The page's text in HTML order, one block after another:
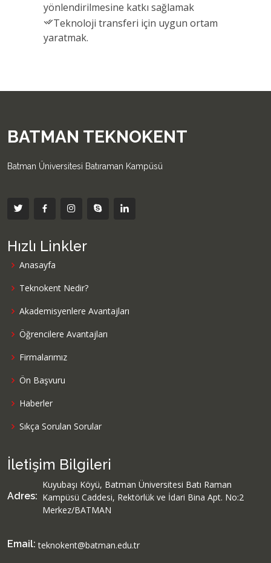
yönlendirilmesine katkı sağlamak
Teknoloji transferi için uygun ortam
yaratmak.
BATMAN TEKNOKENT
Batman Üniversitesi Batıraman Kampüsü
Hızlı Linkler
Anasayfa
Teknokent Nedir?
Akademisyenlere Avantajları
Öğrencilere Avantajları
Firmalarımız
Ön Başvuru
Haberler
Sıkça Sorulan Sorular
İletişim Bilgileri
Adres:
Kuyubaşı Köyü, Batman Üniversitesi Batı Raman
Kampüsü Caddesi, Rektörlük ve İdari Bina Apt. No:2
Merkez/BATMAN
Email:teknokent@batman.edu.tr